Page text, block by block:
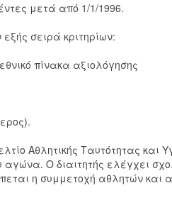
μετά από 1/1/1996.
σειρά κριτηρίων:
πίνακα αξιολόγησης
Αθλητικής Ταυτότητας και
αγώνα. Ο διαιτητής ελέγχει
η συμμετοχή αθλητών και